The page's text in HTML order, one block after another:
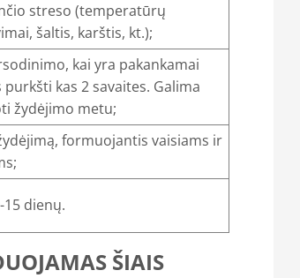
streso (temperatūrų
šaltis, karštis, kt.);
kai yra pakankamai
purkšti kas 2 savaites. Galima
žydėjimo metu;
formuojantis vaisiams ir
15 dienų.
ŠIAIS